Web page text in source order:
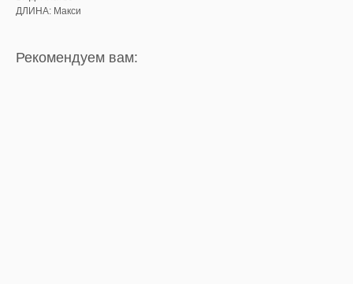
ДЛИНА: Макси
Рекомендуем вам: